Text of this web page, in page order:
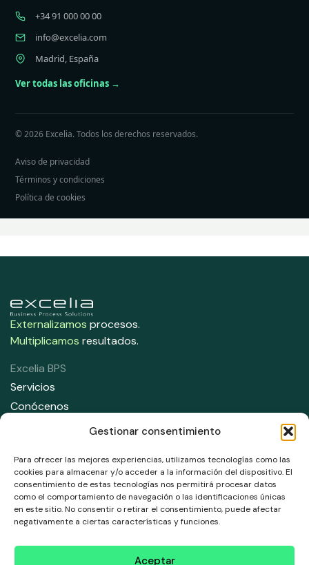
Gestionar consentimiento
Para ofrecer las mejores experiencias, utilizamos tecnologías como las
cookies para almacenar y/o acceder a la información del dispositivo. El
consentimiento de estas tecnologías nos permitirá procesar datos
como el comportamiento de navegación o las identificaciones únicas
en este sitio. No consentir o retirar el consentimiento, puede afectar
negativamente a ciertas características y funciones.
Aceptar
+34 91 000 00 00
info@excelia.com
Madrid, España
Ver todas las oficinas →
© 2026 Excelia. Todos los derechos reservados.
Aviso de privacidad
Términos y condiciones
Política de cookies
Externalizamos procesos.
Multiplicamos resultados.
Excelia BPS
Servicios
Conócenos
Contacta con nosotros
Contáctanos
91 708 05 50
info@excelia.com
Dirección
Edificio 11, 1 Planta, Pozuelo de Alarcón. 28223, Madrid.